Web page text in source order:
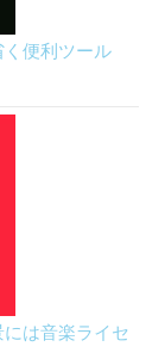
く便利ツール
は音楽ライセ